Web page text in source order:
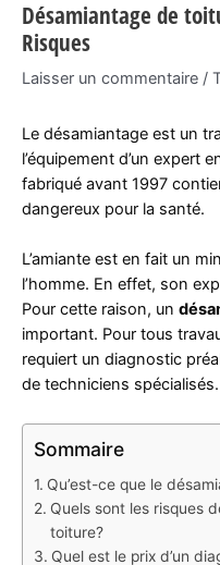
Désamiantage de
Risques
Laisser un commentaire /
Le désamiantage est un
l’équipement d’un expert
fabriqué avant 1997
dangereux pour la santé.
L’amiante est en fait un
l’homme. En effet, son
Pour cette raison, un
important. Pour tous
requiert un diagnostic
de techniciens spécialisés.
Sommaire
Qu’est-ce que le
Quels sont les risques
toiture?
Quel est le prix d’un